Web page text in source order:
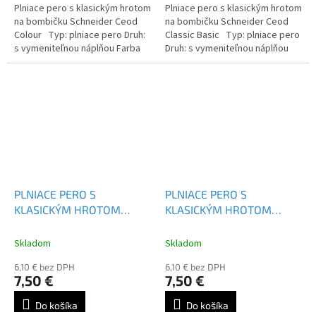
Plniace pero s klasickým hrotom
na bombičku Schneider Ceod
Colour Typ: plniace pero Druh:
s vymeniteľnou náplňou Farba
náplne: modrá
Plniace pero s klasickým hrotom
na bombičku Schneider Ceod
Classic Basic Typ: plniace pero
Druh: s vymeniteľnou náplňou
Farba náplne: modrá
PLNIACE PERO S
KLASICKÝM HROTOM
BASIC - 168520
Skladom
6,10 € bez DPH
7,50 €
Do košíka
PLNIACE PERO S
KLASICKÝM HROTOM
168500
Skladom
6,10 € bez DPH
7,50 €
Do košíka